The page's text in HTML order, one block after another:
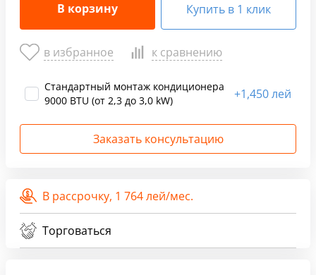
В корзину Купить в 1 клик
в избранное к сравнению
Стандартный монтаж кондиционера
9000 BTU (от 2,3 до 3,0 kW)
+1,450 лей
Заказать консультацию
В рассрочку, 1 764 лей/мес.
Торговаться